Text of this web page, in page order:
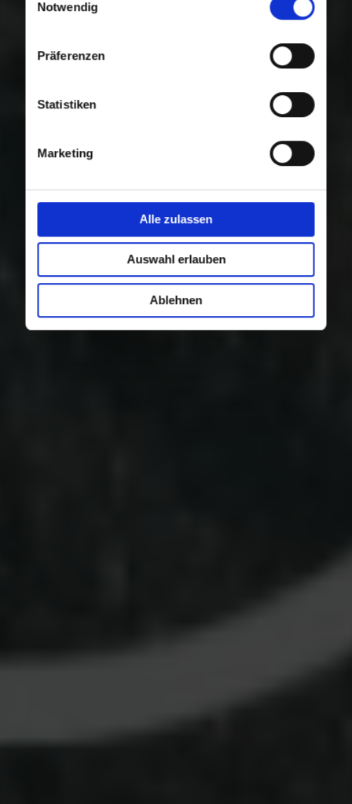
Nutzung der Dienste gesammelt haben.
Notwendig
Präferenzen
Statistiken
Marketing
Alle zulassen
Auswahl erlauben
Ablehnen